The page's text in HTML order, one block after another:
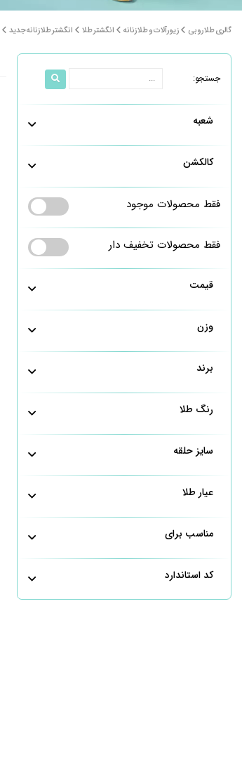
گالری طلا روبی زیورآلات و طلا زنانه انگشتر طلا انگشتر طلا زنانه جدید
جستجو:
شعبه
کالکشن
فقط محصولات موجود
فقط محصولات تخفیف دار
قیمت
وزن
برند
رنگ طلا
سایز حلقه
عیار طلا
مناسب برای
کد استاندارد